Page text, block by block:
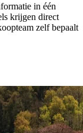
in één
krijgen direct
zelf bepaalt